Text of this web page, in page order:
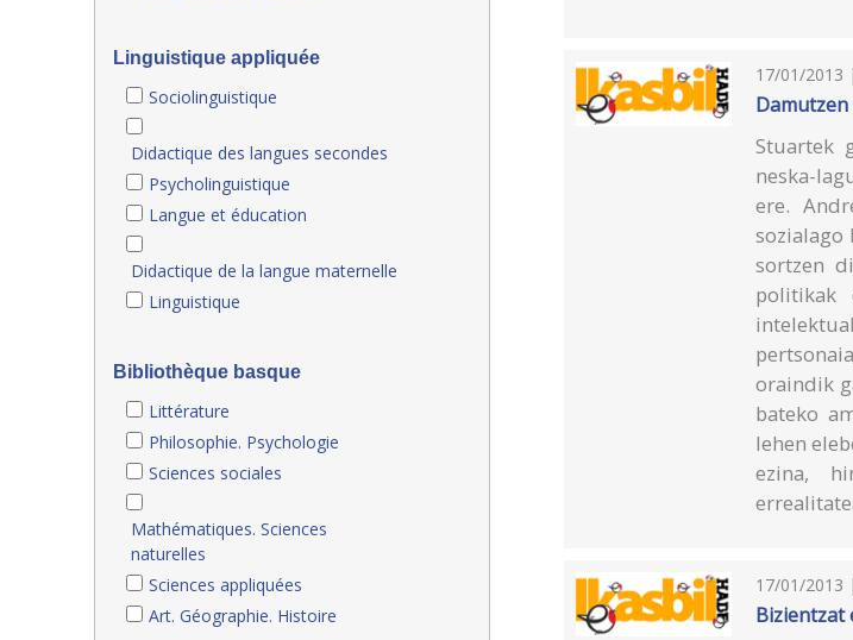
Linguistique appliquée
Sociolinguistique
Didactique des langues secondes
Psycholinguistique
Langue et éducation
Didactique de la langue maternelle
Linguistique
Bibliothèque basque
Littérature
Philosophie. Psychologie
Sciences sociales
Mathématiques. Sciences
naturelles
Sciences appliquées
Art. Géographie. Histoire
17/01/2013
Stuartek
neska-
ere.
sozialago
sortzen
politikak
oraindik
bateko
lehen
ezina,
17/01/2013
Bizientzat